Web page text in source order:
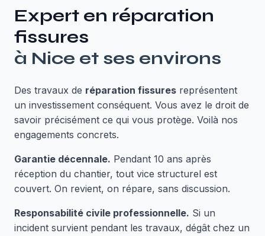
Expert en réparation
fissures
à Nice et ses environs
Des travaux de réparation fissures représentent
un investissement conséquent. Vous avez le droit de
savoir précisément ce qui vous protège. Voilà nos
engagements concrets.
Garantie décennale. Pendant 10 ans après
réception du chantier, tout vice structurel est
couvert. On revient, on répare, sans discussion.
Responsabilité civile professionnelle. Si un
incident survient pendant les travaux, dégât chez un